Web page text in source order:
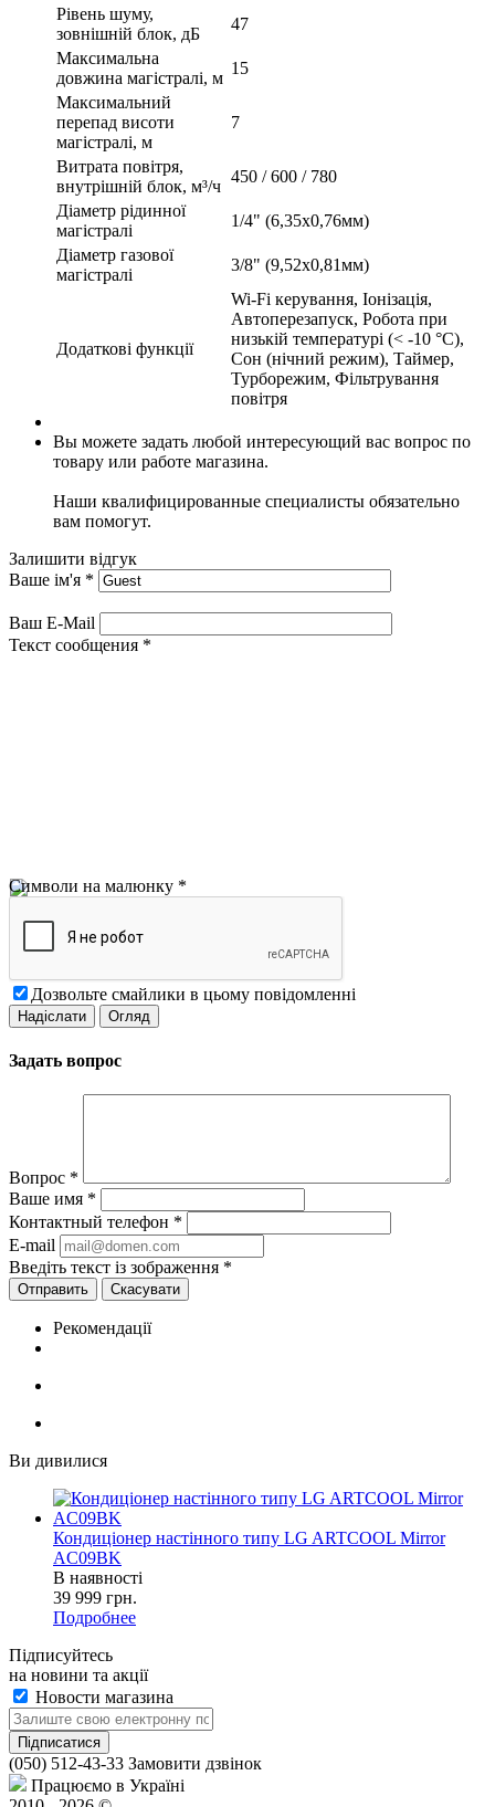
Рівень шуму,
зовнішній блок, дБ
47
Максимальна
довжина магістралі, м
15
Максимальний
перепад висоти
магістралі, м
7
Витрата повітря,
внутрішній блок, м³/ч
450 / 600 / 780
Діаметр рідинної
магістралі
1/4" (6,35х0,76мм)
Діаметр газової
магістралі
3/8" (9,52х0,81мм)
Додаткові функції
Wi-Fi керування, Іонізація,
Автоперезапуск, Робота при
низькій температурі (< -10 °C),
Сон (нічний режим), Таймер,
Турборежим, Фільтрування
повітря
Вы можете задать любой интересующий вас вопрос по
товару или работе магазина.
Наши квалифицированные специалисты обязательно
вам помогут.
Залишити відгук
Ваше ім'я *
Ваш E-Mail
Текст сообщения *
Символи на малюнку *
Дозвольте смайлики в цьому повідомленні
Задать вопрос
Вопрос *
Ваше имя *
Контактный телефон *
E-mail
Введіть текст із зображення *
Скасувати
Рекомендації
Ви дивилися
Кондиціонер настінного типу LG ARTCOOL Mirror
AC09BK
В наявності
39 999 грн.
Подробнее
Підписуйтесь
на новини та акції
Новости магазина
(050) 512-43-33 Замовити дзвінок
Працюємо в Україні